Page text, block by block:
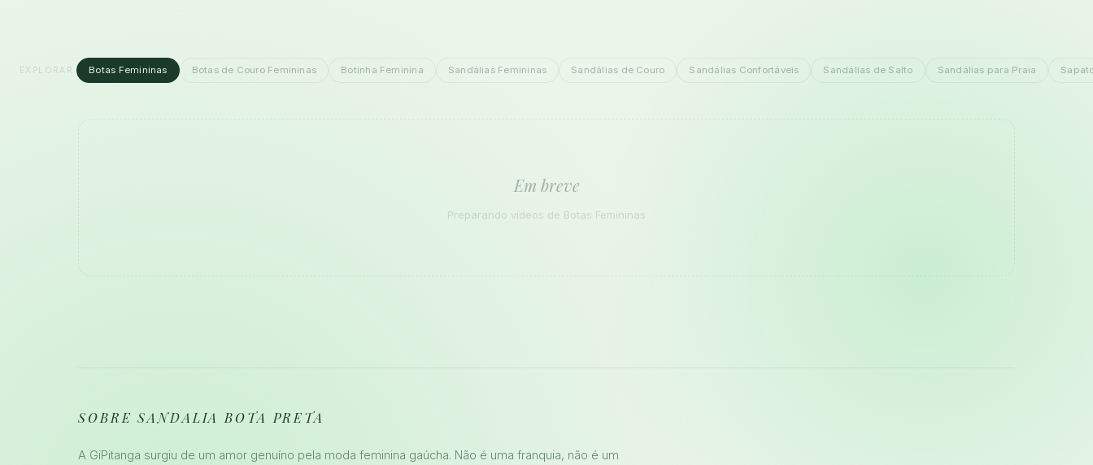
Botas Femininas Botas de Couro Femininas Botinha Feminina Sandálias Femininas Sandálias de Couro Sandálias Confortáveis Sandálias de Salto Sandálias para Praia
Em breve
Preparando vídeos de Botas Femininas
SOBRE SANDALIA BOTA PRETA
A GiPitanga surgiu de um amor genuíno pela moda feminina gaúcha. Não é uma franquia, não é um